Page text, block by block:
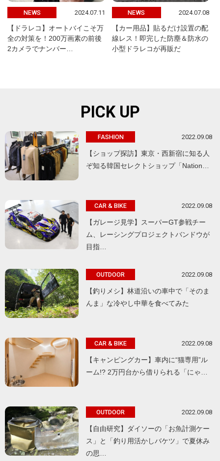
NEWS 2024.07.11
【ドラレコ】オートバイこそ万
全の対策を！200万画素の前後
2カメラでナンバー…
NEWS 2024.07.08
【カー用品】貼るだけ設置の配
線レス！即完した防塵＆防水の
小型ドラレコが再販だ
PICK UP
FASHION 2022.09.08
【ショップ探訪】東京・西新宿に知る人
ぞ知る韓国セレクトショップ「Nation…
CAR & BIKE 2022.09.08
【ガレージ見学】スーパーGT参戦チー
ム、レーシングプロジェクトバンドウが
目指…
OUTDOOR 2022.09.08
【釣りメシ】林道沿いの車中で「そのま
んま」な冷やし中華を食べてみた
CAR & BIKE 2022.09.08
【キャンピングカー】車内に“猫専用”ル
ーム!? 2万円台から借りられる「にゃ…
OUTDOOR 2022.09.08
【自由研究】ダイソーの「お魚計測ケー
ス」と「釣り用活かしバケツ」で夏休み
の思…